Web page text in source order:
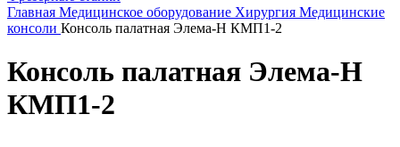
Главная Медицинское оборудование Хирургия Медицинские
консоли Консоль палатная Элема-Н КМП1-2
Консоль палатная Элема-Н
КМП1-2